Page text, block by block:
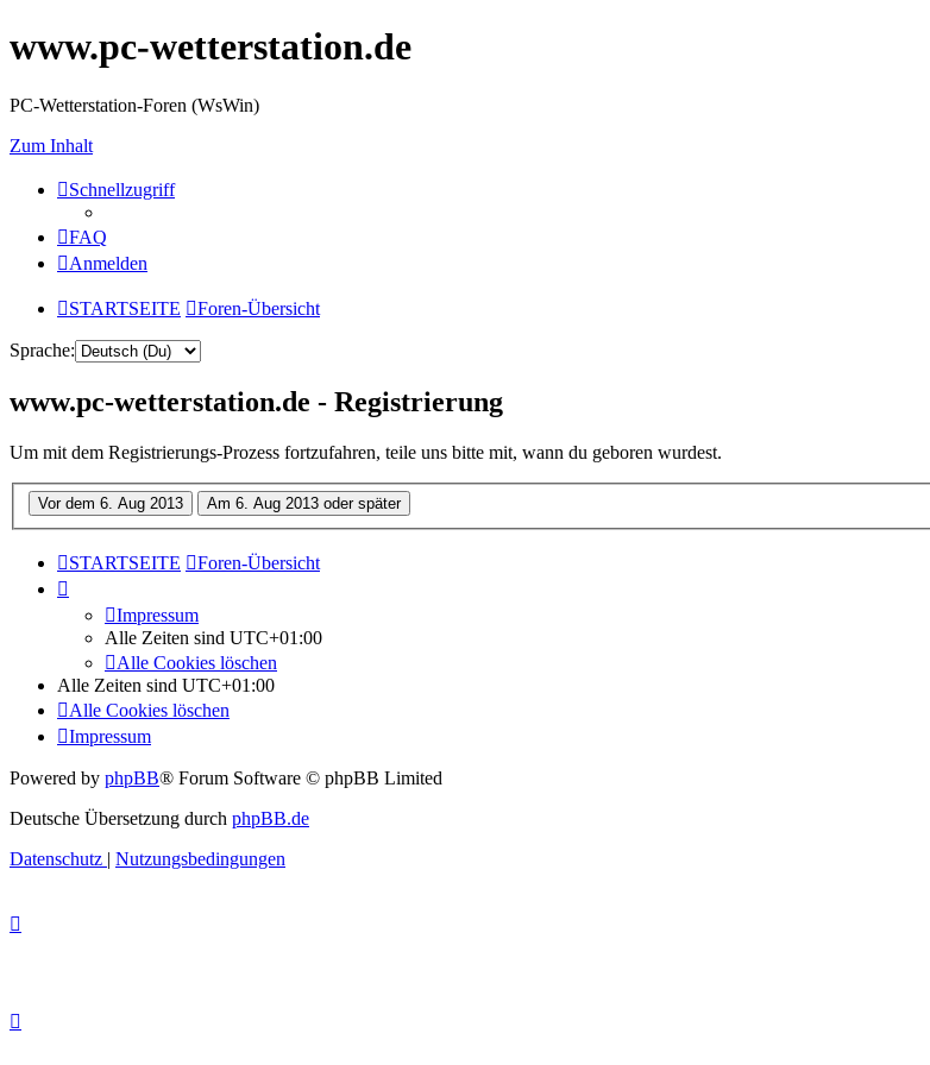
www.pc-wetterstation.de
PC-Wetterstation-Foren (WsWin)
Zum Inhalt
Schnellzugriff
FAQ
Anmelden
STARTSEITE Foren-Übersicht
Sprache:
www.pc-wetterstation.de - Registrierung
Um mit dem Registrierungs-Prozess fortzufahren, teile uns bitte mit, wann du geboren wurdest.
STARTSEITE Foren-Übersicht
Impressum
Alle Zeiten sind UTC+01:00
Alle Cookies löschen
Alle Zeiten sind UTC+01:00
Alle Cookies löschen
Impressum
Powered by phpBB® Forum Software © phpBB Limited
Deutsche Übersetzung durch phpBB.de
Datenschutz | Nutzungsbedingungen